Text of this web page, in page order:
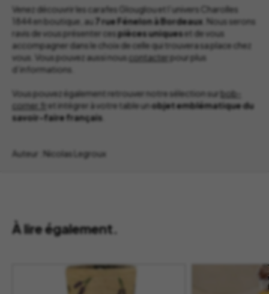
Venez découvrir les carafes Glouglou et l’univers Charolles
1844 en boutique, au 7 rue Fénelon à Bordeaux . Nous serons
ravis de vous présenter cespiècesuniqueset de vous
accompagner dans le choix de celle qui trouvera sa place chez
vous. Vous pouvez aussi nous contacter pour plus
d’informations.
Vous pouvez également retrouver notre sélection sur bob-
corner.fr et intégrer à votre table un objet emblématique du
savoir-faire français
Auteur : Nicolas Legroux
À lire également.